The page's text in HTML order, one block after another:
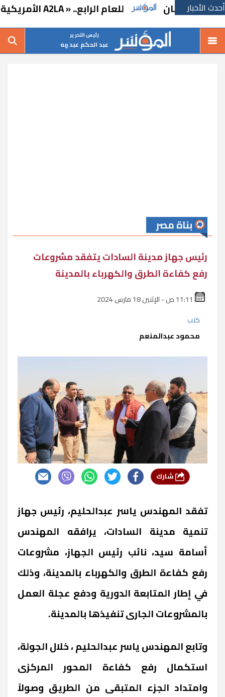
أحدث الأخبار
رمضان للعام الرابع.. « A2LA الأمريكية» تجدد اعتماد «متبقيات المبيدات» بالإسماعيلية
رئيس التحرير
عبد الحكم عبد ربه
بناة مصر
رئيس جهاز مدينة السادات يتفقد مشروعات
رفع كفاءة الطرق والكهرباء بالمدينة
كتب
محمود عبدالمنعم
تفقد المهندس ياسر عبدالحليم، رئيس جهاز
تنمية مدينة السادات، يرافقه المهندس
أسامة سيد، نائب رئيس الجهاز، مشروعات
رفع كفاءة الطرق والكهرباء بالمدينة، وذلك
في إطار المتابعة الدورية ودفع عجلة العمل
بالمشروعات الجارى تنفيذها بالمدينة.
وتابع المهندس ياسر عبدالحليم ، خلال الجولة،
استكمال رفع كفاءة المحور المركزى
وامتداد الجزء المتبقى من الطريق وصولاً